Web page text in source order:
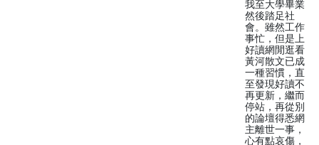
我至大學畢業
然後踏足社
會。雖然工作
事忙，但是上
好讀網閒逛看
黃河散文已成
一種習慣，直
至發現好讀不
再更新，繼而
停站，再從別
的論壇得悉網
主離世一事，
心有點哀傷，